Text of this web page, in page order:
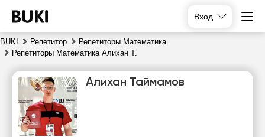
Вход
BUKI Репетитор
Репетиторы Математика
Репетиторы Математика Алихан Т.
Алихан Таймамов